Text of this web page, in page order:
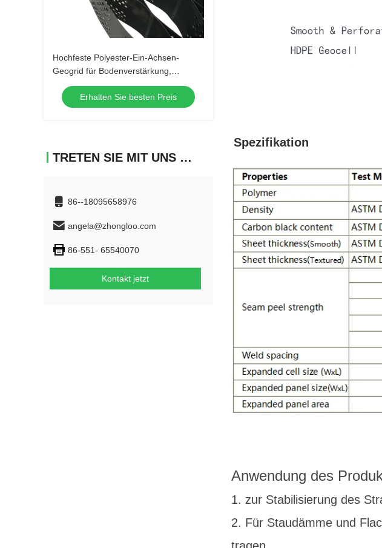
Hochfeste Polyester-Ein-Achsen-
Geogrid für Bodenverstärkung,
Geozellunterstützung und
verschiedene Anwendungen im
Bauwesen Langlebig, zuverlässig und
Erhalten Sie besten Preis
TRETEN SIE MIT UNS IN VERBINDUNG
86--18095658976
angela@zhongloo.com
86-551- 65540070
Kontakt jetzt
Spezifikation
Anwendung des
1. zur Stabilisierung des
2. Für Staudämme und